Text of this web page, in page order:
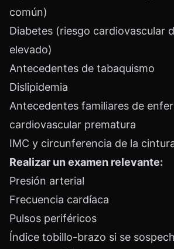
común)
Diabetes (riesgo cardiovascular
elevado)
Antecedentes de tabaquismo
Dislipidemia
Antecedentes familiares de
cardiovascular prematura
IMC y circunferencia de la
Realizar un examen relevante:
Presión arterial
Frecuencia cardíaca
Pulsos periféricos
Índice tobillo-brazo si se